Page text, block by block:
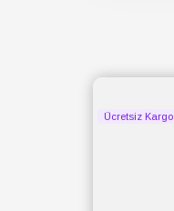
Ücretsiz Kargo